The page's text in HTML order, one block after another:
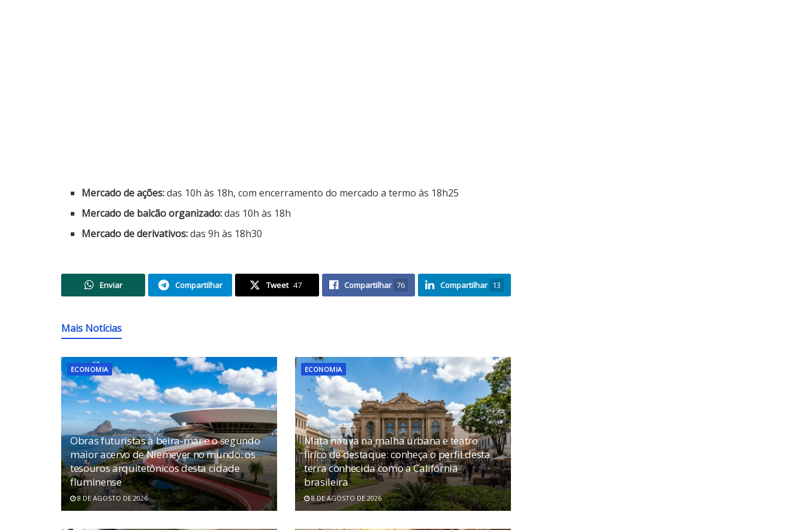
Mercado de ações:das 10h às 18h, com encerramento do mercado a termo às 18h25
Mercado de balcão organizado:das 10h às 18h
Mercado de derivativos:das 9h às 18h30
Enviar Compartilhar Tweet 47 Compartilhar 76 Compartilhar 13
Mais Notícias
ECONOMIA
Obras futuristas à beira-mar e o segundo
maior acervo de Niemeyer no mundo: os
tesouros arquitetônicos desta cidade
fluminense
8 DE AGOSTO DE 2026
ECONOMIA
Mata nativa na malha urbana e teatro
lírico de destaque: conheça o perfil desta
terra conhecida como a Califórnia
brasileira
8 DE AGOSTO DE 2026